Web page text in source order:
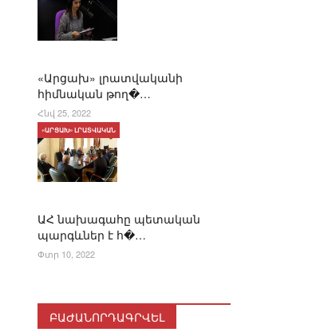
«Արցախ» լրատվականի
հիմնական թող�…
Հնվ 25, 2022
ԱՀ նախագահը պետական
պարգևներ է հ�…
«ԱՐՑԱԽ» ԼՐԱՏՎԱԿԱՆ
Փտր 10, 2022
ԲԱԺԱՆՈՐԴԱԳՐՎԵԼ